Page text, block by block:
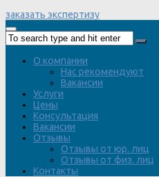
заказать экспертизу
О компании
Нас рекомендуют
Вакансии
Услуги
Цены
Консультация
Вакансии
Отзывы
Отзывы от юр. лиц
Отзывы от физ. лиц
Контакты